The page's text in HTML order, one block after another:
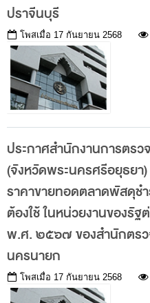
กฎหมายที่เกี่ยวข้อง
แนวทางการปฏิบัติงานตรวจสอบ
บทความ/เอกสารเผยแพร่
ภาพกิจกรรม
ตอบข้อสอบถามของหน่วยรับ
รู้รักษ์เงินแผ่นดินกับ สตง.
สื่อวีดิทิศน์
วีดิทัศน์เกี่ยวกับ สตง.
สตง.ขอบอก
ตอบข้อสอบถามตามมาตรา 57
รู้จัก สตง. กับน้องออดิต
ปราจีนบุรี
โพสเมื่อ 17 กันยายน 2568
ประกาศสำนักงานการตร
(จังหวัดพระนครศรีอยุธยา)
ราคาขายทอดตลาดพัสดุช
ต้องใช้ ในหน่วยงานของรั
พ.ศ. ๒๕๖๗ ของสำนักตรว
นครนายก
โพสเมื่อ 17 กันยายน 2568